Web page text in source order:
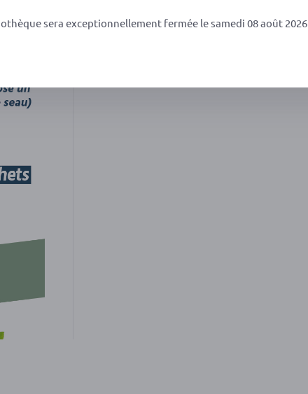
sera exceptionnellement fermée le samedi 08 août 2026